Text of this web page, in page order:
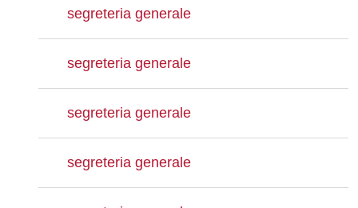
segreteria generale
segreteria generale
segreteria generale
segreteria generale